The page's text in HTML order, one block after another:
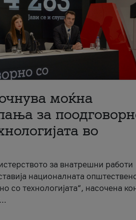
моќна
за
во
за внатрешни работи
националната
со технологијата“, насочена